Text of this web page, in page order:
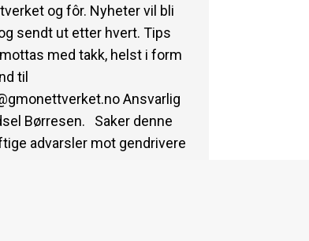
og fôr. Nyheter vil bli
sendt ut etter hvert. Tips
med takk, helst i form
til
Ansvarlig
Børresen. Saker denne
advarsler mot gendrivere